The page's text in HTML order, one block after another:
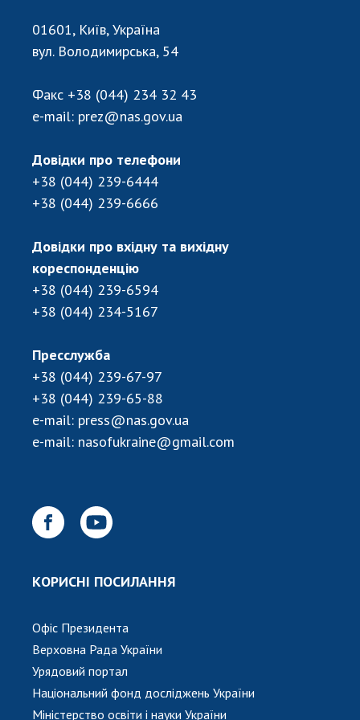
Підготовка наукових кадрів
Робота з молоддю
МІЖНАРОДНЕ СПІВРОБІТНИЦТВО
Міжнародні угоди
Міжнародні програми та конкурси
Нормативні акти НАН України
Державний бюджет НАН України
Вибори до складу НАН України
НОВИНИ
ЗАСІДАННЯ ПРЕЗИДІЇ НАН УКРАЇНИ
НАУКОВІ ВИДАННЯ
КОНТАКТИ
01601, Київ, Україна
вул. Володимирська, 54
Факс +38 (044) 234 32 43
e-mail: prez@nas.gov.ua
Довідки про телефони
+38 (044) 239-6444
+38 (044) 239-6666
Довідки про вхідну та вихідну
кореспонденцію
+38 (044) 239-6594
+38 (044) 234-5167
Пресслужба
+38 (044) 239-67-97
+38 (044) 239-65-88
e-mail: press@nas.gov.ua
e-mail: nasofukraine@gmail.com
КОРИСНІ ПОСИЛАННЯ
Офіс Президента
Верховна Рада України
Урядовий портал
Національний фонд досліджень України
Міністерство освіти і науки України